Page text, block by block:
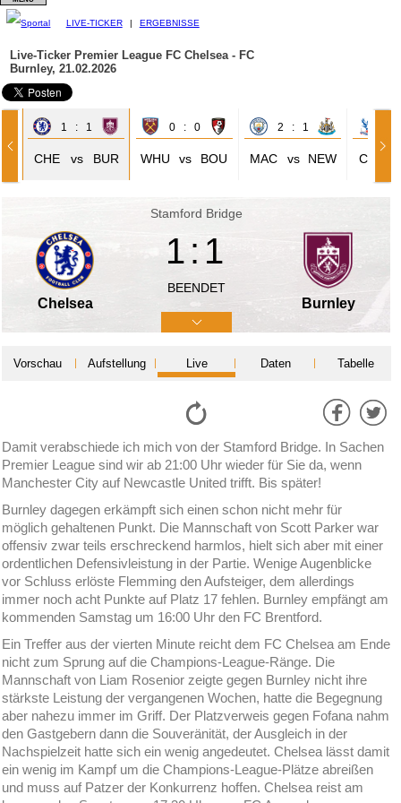
LIVE-TICKER | ERGEBNISSE
Live-Ticker Premier League FC Chelsea - FC
Burnley, 21.02.2026
1 : 1
CHE vs BUR
0 : 0
WHU vs BOU
2 : 1
MAC vs NEW CRY
Stamford Bridge
Chelsea
1:1
BEENDET
Burnley
Vorschau Aufstellung Live Daten Tabelle
Damit verabschiede ich mich von der Stamford Bridge. In Sachen
Premier League sind wir ab 21:00 Uhr wieder für Sie da, wenn
Manchester City auf Newcastle United trifft. Bis später!
Burnley dagegen erkämpft sich einen schon nicht mehr für
möglich gehaltenen Punkt. Die Mannschaft von Scott Parker war
offensiv zwar teils erschreckend harmlos, hielt sich aber mit einer
ordentlichen Defensivleistung in der Partie. Wenige Augenblicke
vor Schluss erlöste Flemming den Aufsteiger, dem allerdings
immer noch acht Punkte auf Platz 17 fehlen. Burnley empfängt am
kommenden Samstag um 16:00 Uhr den FC Brentford.
Ein Treffer aus der vierten Minute reicht dem FC Chelsea am Ende
nicht zum Sprung auf die Champions-League-Ränge. Die
Mannschaft von Liam Rosenior zeigte gegen Burnley nicht ihre
stärkste Leistung der vergangenen Wochen, hatte die Begegnung
aber nahezu immer im Griff. Der Platzverweis gegen Fofana nahm
den Gastgebern dann die Souveränität, der Ausgleich in der
Nachspielzeit hatte sich ein wenig angedeutet. Chelsea lässt damit
ein wenig im Kampf um die Champions-League-Plätze abreißen
und muss auf Patzer der Konkurrenz hoffen. Chelsea reist am